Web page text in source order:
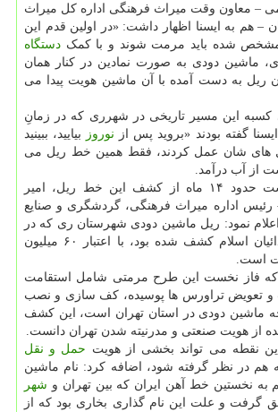
– معاون وقت میراث فرهنگی اداره کل میراث
– هم به ایسنا اظهار داشت: «در اولین قدم این
شده باید مرمت شوند و با کمک دستگاه
ماشین دودی به صورت نمادین در کنار همان
ریل به دست آمده با آن ماشین هویت پیدا می
کسبه این مسیر تاریخی در شهرری که در زمانِ
گفته بودند «بروید پس از نوروز
بیایید، ببینید
های شان عمل کردند، فقط همین خط ریل می
از آب درآمد.
اکنون پس از گذشت حدود ۱۴ ماه از کشف این خط ریل، امیر
اداره میراث فرهنگی، گردشگری و صنایع
نمود: ریل ماشین دودی شهرستان ری که در
پیاده راه خیابان فدائیان اسلام کشف شده بود، با اعتبار ۶۰ میلیون
است.
که فاز نخست این طرح مرمتی شامل استقامت
تعویض تراورس ها پوسیده، کف سازی و نصب
ماشین دودی در استان تهران است، این کشف
از هویت صنعتی و مدرنیته شدن تهران دانست.
این نقطه می تواند بخشی از هویت حمل و نقل
در نظر گرفته شود، اضافه کرد: نام ماشین
به نخستین خط آهن ایران که بین تهران و شهر
گرفت و علت این نام گذاری بخاری بود که از